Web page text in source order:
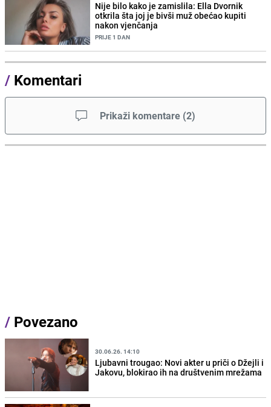
Nije bilo kako je zamislila: Ella Dvornik
otkrila šta joj je bivši muž obećao kupiti
nakon vjenčanja
PRIJE 1 DAN
/ Komentari
Prikaži komentare (2)
/ Povezano
30.06.26. 14:10
Ljubavni trougao: Novi akter u priči o Džejli i
Jakovu, blokirao ih na društvenim mrežama